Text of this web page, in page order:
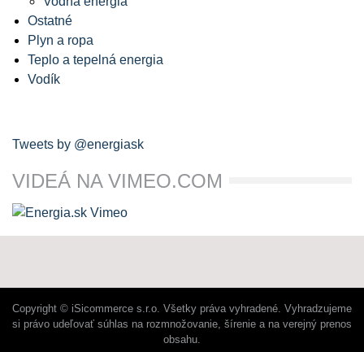
Ostatné
Plyn a ropa
Teplo a tepelná energia
Vodík
Tweets by @energiask
VIDEÁ NA VIMEO.COM
Copyright © iSicommerce s.r.o. Všetky práva vyhradené. Vyhradzujeme
si právo udeľovať súhlas na rozmnožovanie, šírenie a na verejný prenos
obsahu.